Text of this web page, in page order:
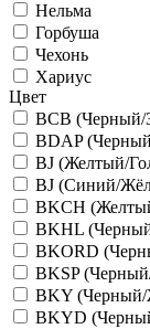
Нельма
Горбуша
Чехонь
Хариус
Цвет
BCB
BDAP
BJ (Желтый/
BJ (Синий/
BKCH
BKHL
BKORD
BKSP
BKY
BKYD